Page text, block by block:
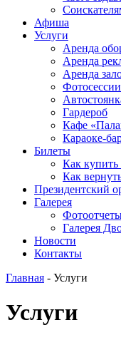
Афиша
Услуги
Аренда
Аренда
Аренда
Гардероб
Кафе
Караоке-
Билеты
Как купить
Как
Президентский
Галерея
Галерея
Новости
Контакты
Главная - Услуги
Услуги